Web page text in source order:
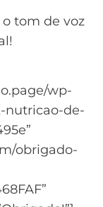
tom de voz
wp-
nutricao-de-
obrigado-